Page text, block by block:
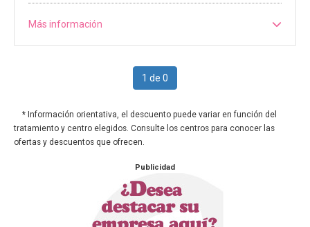
Más información
1 de 0
* Información orientativa, el descuento puede variar en función del
tratamiento y centro elegidos. Consulte los centros para conocer las
ofertas y descuentos que ofrecen.
Publicidad